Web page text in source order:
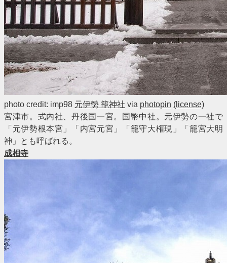
photo credit: imp98 元伊勢 籠神社 via photopin (license)
宮津市。式内社、丹後国一宮。国幣中社。元伊勢の一社で
「元伊勢根本宮」「内宮元宮」「籠守大権現」「籠宮大明
神」とも呼ばれる。
成相寺